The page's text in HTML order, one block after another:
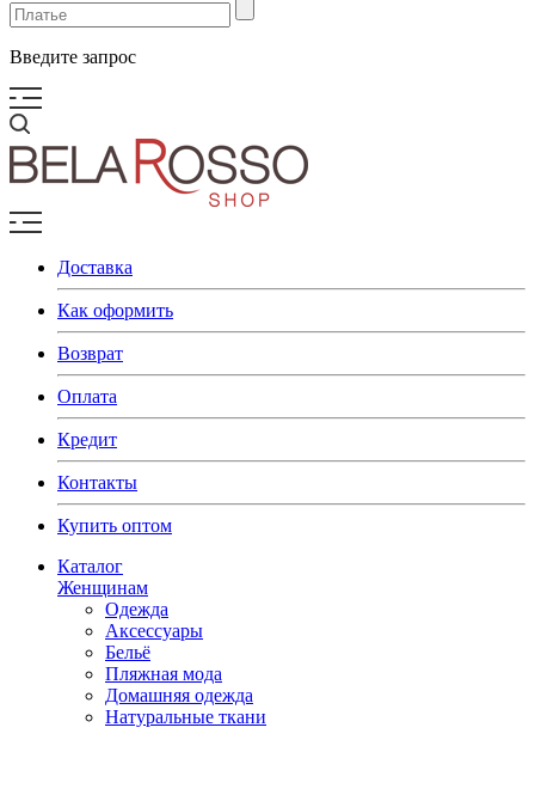
Введите запрос
Доставка
Как оформить
Возврат
Оплата
Кредит
Контакты
Купить оптом
Каталог
Женщинам
Одежда
Аксессуары
Бельё
Пляжная мода
Домашняя одежда
Натуральные ткани